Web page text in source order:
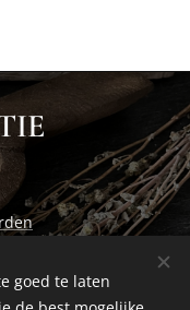
goed te laten